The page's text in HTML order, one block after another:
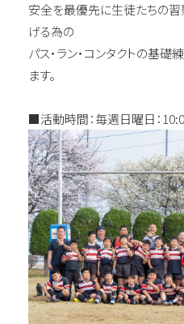
安全を最優先に生徒たちの
げる為の
パス・ラン・コンタクトの基
ます。
■活動時間：毎週日曜日：